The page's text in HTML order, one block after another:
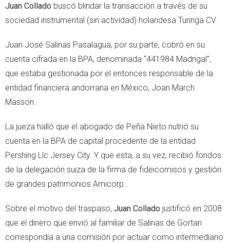
Juan Collado buscó blindar la transacción a través de su
sociedad instrumental (sin actividad) holandesa Turinga CV.
Juan José Salinas Pasalagua, por su parte, cobró en su
cuenta cifrada en la BPA, denominada “441984 Madrigal”,
que estaba gestionada por el entonces responsable de la
entidad financiera andorrana en México, Joan March
Masson.
La jueza halló que el abogado de Peña Nieto nutrió su
cuenta en la BPA de capital procedente de la entidad
Pershing Llc Jersey City. Y que esta, a su vez, recibió fondos
de la delegación suiza de la firma de fideicomisos y gestión
de grandes patrimonios Amicorp.
Sobre el motivo del traspaso, Juan Collado justificó en 2008
que el dinero que envió al familiar de Salinas de Gortari
correspondía a una comisión por actuar como intermediario